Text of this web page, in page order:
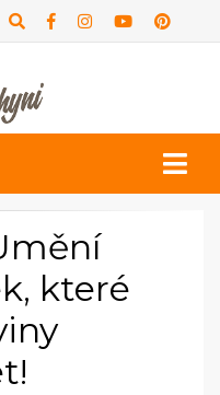
které